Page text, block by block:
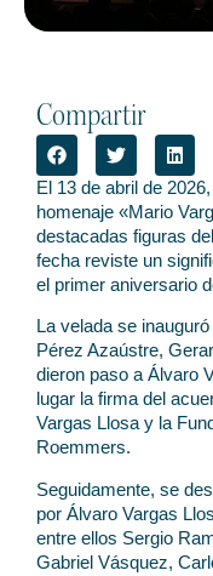
Compartir
El 13 de abril de
homenaje «Mario
destacadas figuras
fecha reviste un
el primer aniversario
La velada se
Pérez Azaústre,
dieron paso a Álvaro
lugar la firma del
Vargas Llosa y la
Roemmers.
Seguidamente, se
por Álvaro Vargas
entre ellos Sergio
Gabriel Vásquez,